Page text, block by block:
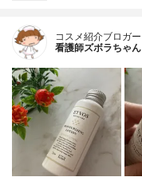
コスメ紹介ブロガー
看護師ズボラちゃん